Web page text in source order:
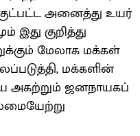
அனைத்து உயர்
இது குறித்து
மேலாக மக்கள்
மக்களின்
அகற்றும் ஜனநாயகப்